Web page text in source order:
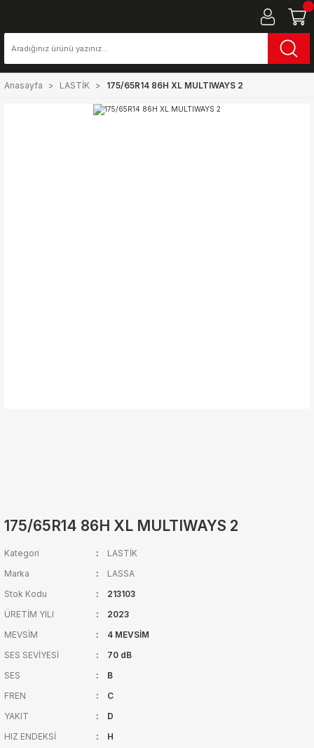
Anasayfa LASTİK 175/65R14 86H XL MULTIWAYS 2
175/65R14 86H XL MULTIWAYS 2
Kategori
LASTİK
Marka
LASSA
Stok Kodu
213103
ÜRETİM YILI
2023
MEVSİM
4 MEVSİM
SES SEVİYESİ
70 dB
SES
B
FREN
C
YAKIT
D
HIZ ENDEKSİ
H